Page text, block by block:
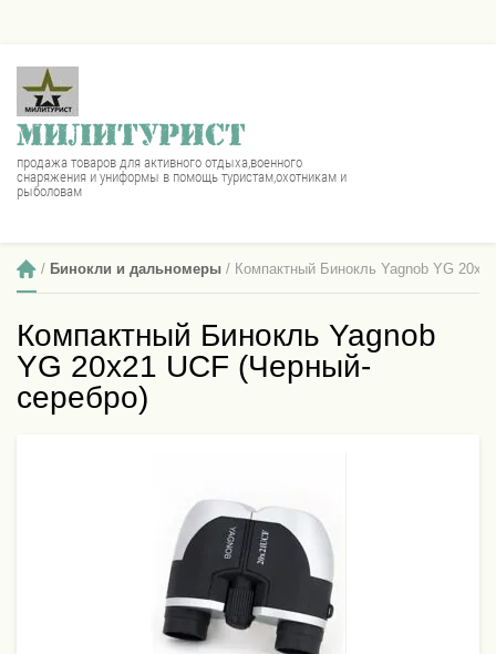
МИЛИТУРИСТ
продажа товаров для активного отдыха,военного
снаряжения и униформы в помощь туристам,охотникам и
рыболовам
/ Бинокли и дальномеры / Компактный Бинокль Yagnob YG
Компактный Бинокль Yagnob
YG 20x21 UCF (Черный-
серебро)